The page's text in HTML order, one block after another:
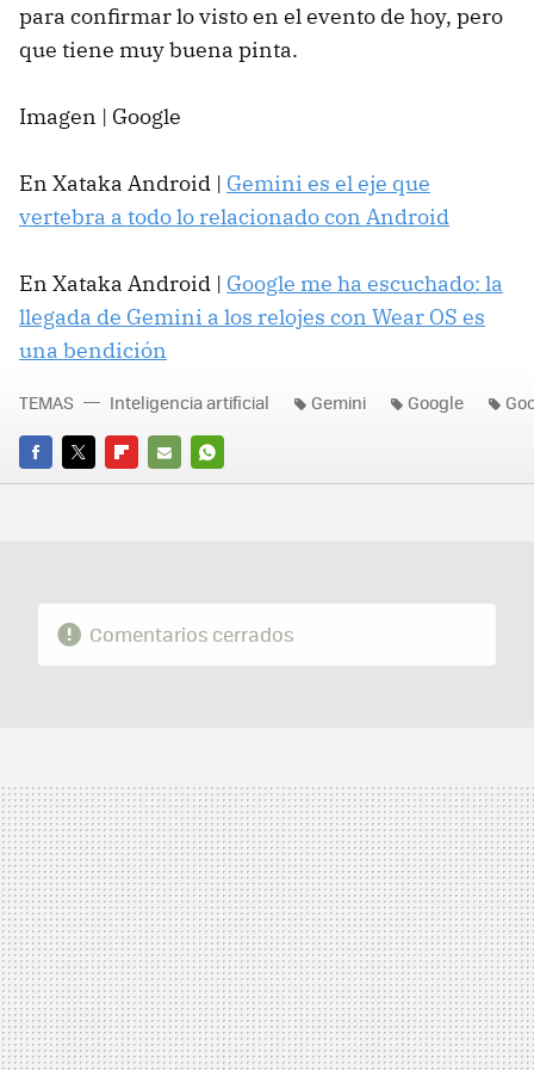
para confirmar lo visto en el evento de hoy, pero
que tiene muy buena pinta.
Imagen | Google
En Xataka Android | Gemini es el eje que
vertebra a todo lo relacionado con Android
En Xataka Android | Google me ha escuchado: la
llegada de Gemini a los relojes con Wear OS es
una bendición
FACEBOOK
TWITTERFLIPBOARD
E-
WHATSAPP
TEMAS Inteligencia artificial Gemini Google
Comentarios cerrados